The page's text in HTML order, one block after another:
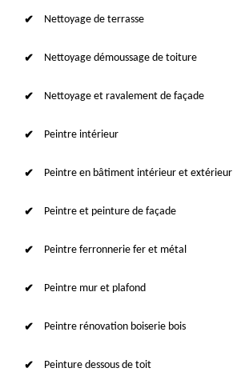
Nettoyage de terrasse
Nettoyage démoussage de toiture
Nettoyage et ravalement de façade
Peintre intérieur
Peintre en bâtiment intérieur et extérieur
Peintre et peinture de façade
Peintre ferronnerie fer et métal
Peintre mur et plafond
Peintre rénovation boiserie bois
Peinture dessous de toit